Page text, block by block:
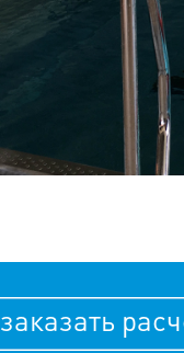
заказать